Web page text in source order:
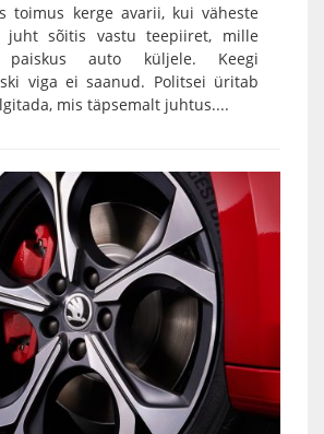
toimus kerge avarii, kui väheste
juht sõitis vastu teepiiret, mille
paiskus auto küljele. Keegi
viga ei saanud. Politsei üritab
mis täpsemalt juhtus....